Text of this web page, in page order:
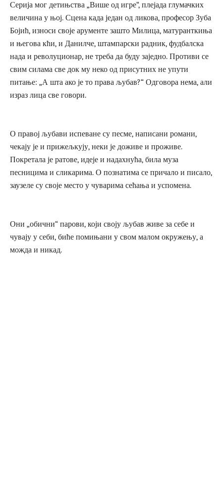
Серија мог детињства „Више од игре“, плејада глумачких
величина у њој. Сцена када један од ликова, професор Зуба
Бојић, износи своје арументе зашто Милица, матуранткиња
и његова кћи, и Данилче, штампарски радник, фудбалска
нада и револуционар, не треба да буду заједно. Противи се
свим силама све док му неко од присутних не упути
питање: „А шта ако је то права љубав?“ Одговора нема, али
израз лица све говори.
О правој љубави испеване су песме, написани романи,
чекају је и прижељкују, неки је доживе и проживе.
Покретала је ратове, идеје и надахнућа, била муза
песницима и сликарима. О познатима се причало и писало,
заузеле су своје место у чуварима сећања и успомена.
Они „обични“ парови, који своју љубав живе за себе и
чувају у себи, биће помињани у свом малом окружењу, а
можда и никад.